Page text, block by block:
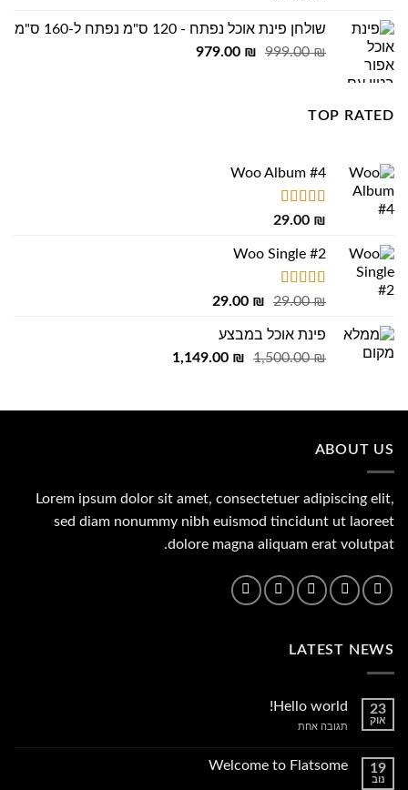
שולחן פינת אוכל נפתח - 120 ס"מ נפתח ל-160 ס"מ
999.00₪
המחיר
979.00 ₪
המחיר
TOP RATED
Woo Album #4
דורג5.00
29.00 ₪
Woo Single #2
דורג4.75
29.00₪
המחיר
היה:
29.00 ₪.
29.00 ₪
המחיר
29.00 ₪.
פינת אוכל במבצע
1,500.00₪
המחיר
1,500.00 ₪.
1,149.00 ₪
המחיר
1,149.00 ₪.
ABOUT US
Lorem ipsum dolor sit amet, consectetuer adipiscing elit,
sed diam nonummy nibh euismod tincidunt ut laoreet
dolore magna aliquam erat volutpat.
LATEST NEWS
23
אוק
Hello world!
תגובה אחתעל
19
נוב
Welcome to Flatsome